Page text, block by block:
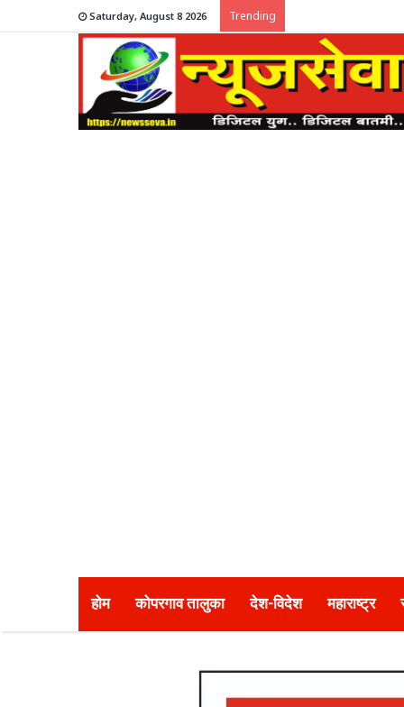
Saturday, August 8 2026 Trending
होम कोपरगाव तालुका देश-विदेश महाराष्ट्र